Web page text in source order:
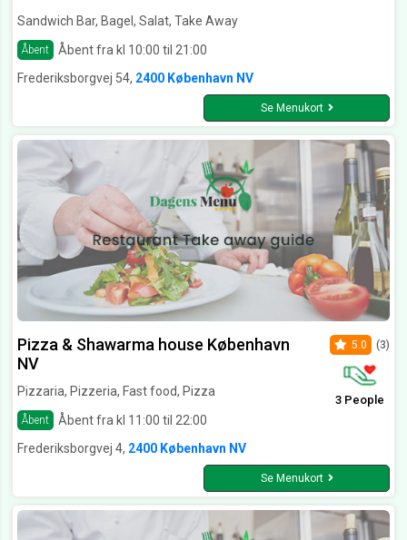
Sandwich Bar, Bagel, Salat, Take Away
Åbent
Åbent fra kl 10:00 til 21:00
Frederiksborgvej 54, 2400 København NV
Se Menukort
Pizza & Shawarma house København
NV
Pizzaria, Pizzeria, Fast food, Pizza
Åbent Åbent fra kl 11:00 til 22:00
5.0 (3)
3 People
Frederiksborgvej 4, 2400 København NV
Se Menukort